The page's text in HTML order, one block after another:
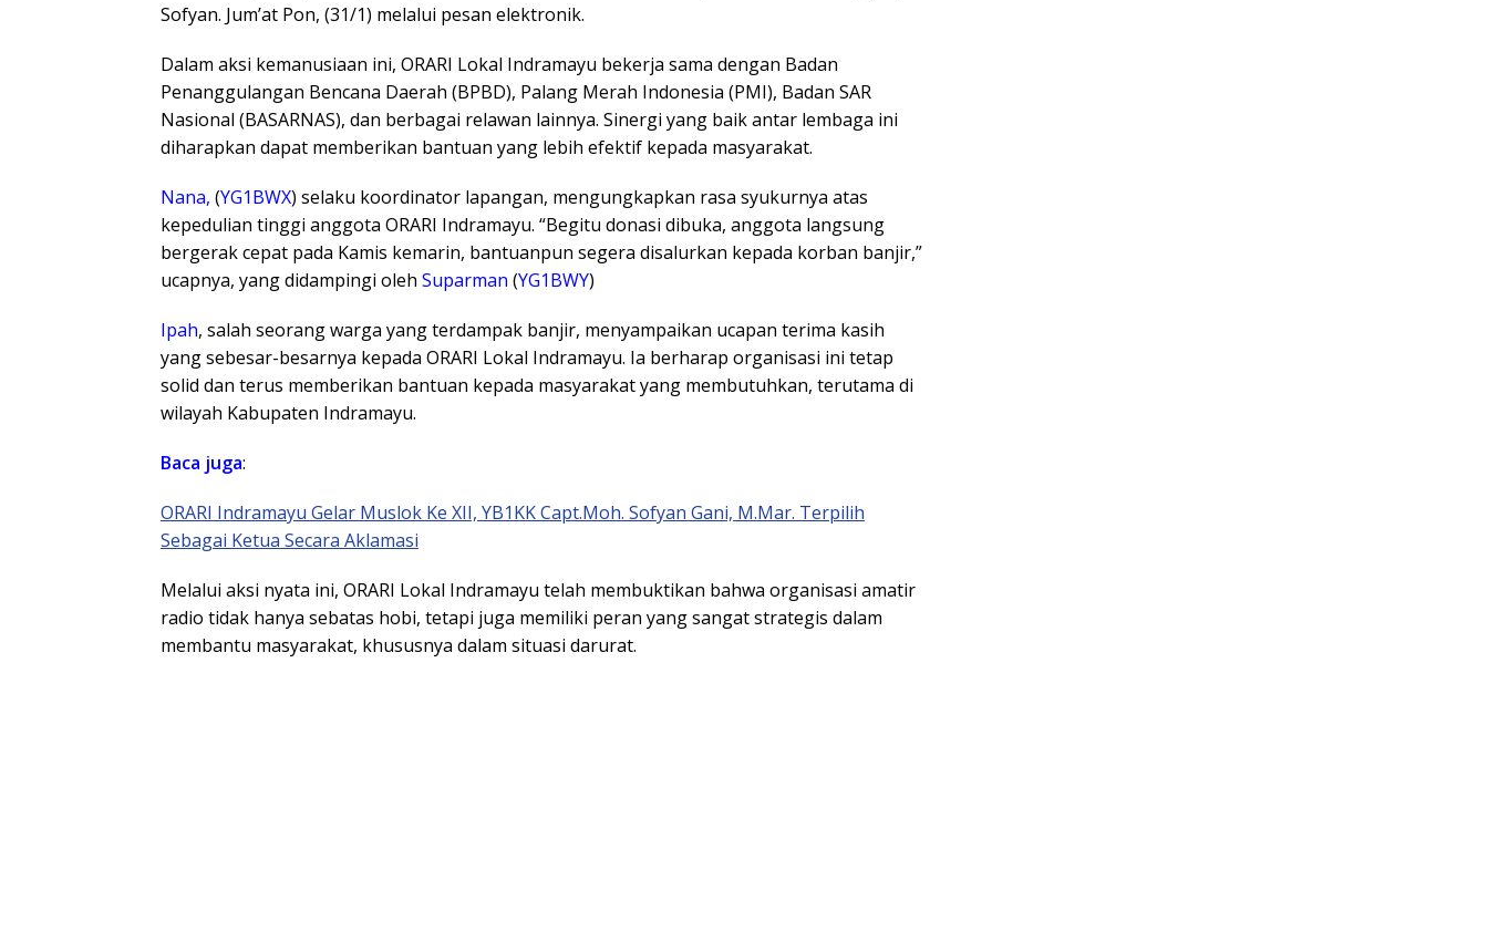
Sofyan. Jum’at Pon, (31/1) melalui pesan elektronik.
Dalam aksi kemanusiaan ini, ORARI Lokal Indramayu bekerja sama dengan Badan
Penanggulangan Bencana Daerah (BPBD), Palang Merah Indonesia (PMI), Badan SAR
Nasional (BASARNAS), dan berbagai relawan lainnya. Sinergi yang baik antar lembaga ini
diharapkan dapat memberikan bantuan yang lebih efektif kepada masyarakat.
Nana, (YG1BWX) selaku koordinator lapangan, mengungkapkan rasa syukurnya atas
kepedulian tinggi anggota ORARI Indramayu. “Begitu donasi dibuka, anggota langsung
bergerak cepat pada Kamis kemarin, bantuanpun segera disalurkan kepada korban banjir,”
ucapnya, yang didampingi oleh Suparman (YG1BWY)
Ipah, salah seorang warga yang terdampak banjir, menyampaikan ucapan terima kasih
yang sebesar-besarnya kepada ORARI Lokal Indramayu. Ia berharap organisasi ini tetap
solid dan terus memberikan bantuan kepada masyarakat yang membutuhkan, terutama di
wilayah Kabupaten Indramayu.
Baca juga:
ORARI Indramayu Gelar Muslok Ke XII, YB1KK Capt.Moh. Sofyan Gani, M.Mar. Terpilih
Sebagai Ketua Secara Aklamasi
Melalui aksi nyata ini, ORARI Lokal Indramayu telah membuktikan bahwa organisasi amatir
radio tidak hanya sebatas hobi, tetapi juga memiliki peran yang sangat strategis dalam
membantu masyarakat, khususnya dalam situasi darurat.